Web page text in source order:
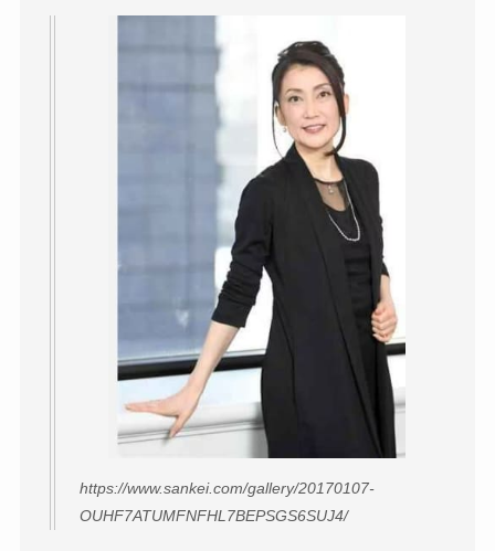
https://www.sankei.com/gallery/20170107-
OUHF7ATUMFNFHL7BEPSGS6SUJ4/